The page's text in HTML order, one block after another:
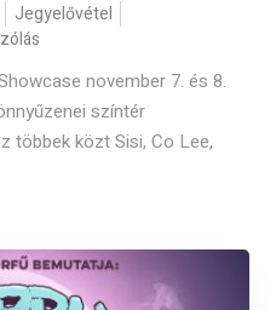
Jegyelővétel
november 7. és 8.
színtér
többek közt Sisi, Co Lee,